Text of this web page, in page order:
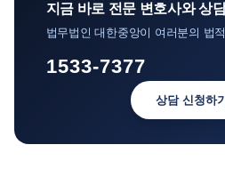
지금 바로 전문 변호사와 상
법무법인 대한중앙이 여러분의 법
1533-7377
상담 신청하